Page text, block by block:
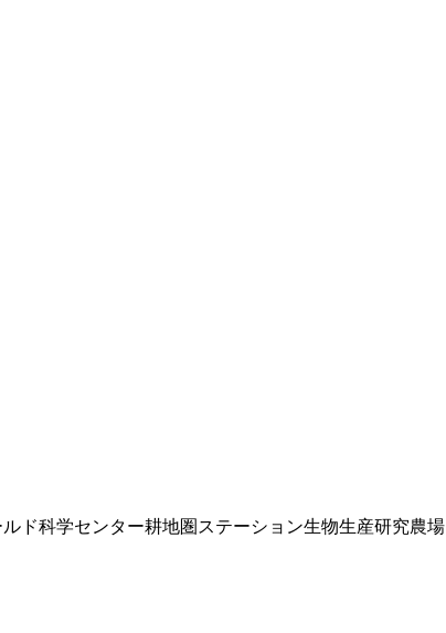
ド科学センター耕地圏ステーション生物生産研究農場